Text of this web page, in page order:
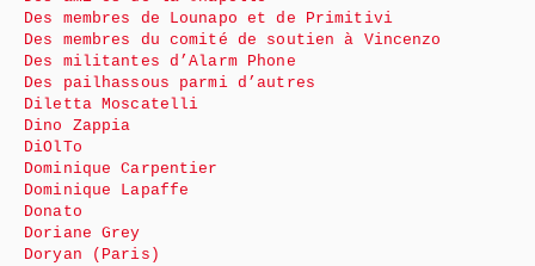
Des membres de Lounapo et de Primitivi
Des membres du comité de soutien à Vincenzo
Des militantes d’Alarm Phone
Des pailhassous parmi d’autres
Diletta Moscatelli
Dino Zappia
DiOlTo
Dominique Carpentier
Dominique Lapaffe
Donato
Doriane Grey
Doryan (Paris)